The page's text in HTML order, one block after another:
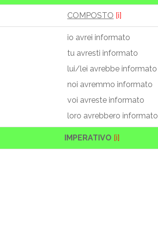
COMPOSTO [i]
io avrei informato
tu avresti informato
lui/lei avrebbe informato
noi avremmo informato
voi avreste informato
loro avrebbero informato
IMPERATIVO [i]